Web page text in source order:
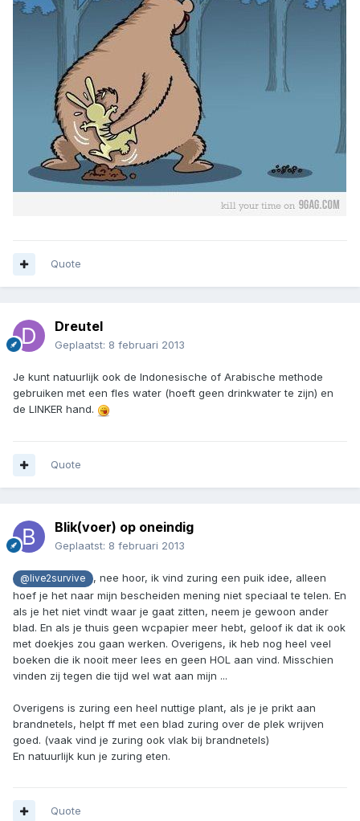
Quote
Dreutel
Geplaatst: 8 februari 2013
Je kunt natuurlijk ook de Indonesische of Arabische methode
gebruiken met een fles water (hoeft geen drinkwater te zijn) en
de LINKER hand.
Quote
Blik(voer) op oneindig
Geplaatst: 8 februari 2013
@live2survive
, nee hoor, ik vind zuring een puik idee, alleen
hoef je het naar mijn bescheiden mening niet speciaal te telen. En
als je het niet vindt waar je gaat zitten, neem je gewoon ander
blad. En als je thuis geen wcpapier meer hebt, geloof ik dat ik ook
met doekjes zou gaan werken. Overigens, ik heb nog heel veel
boeken die ik nooit meer lees en geen HOL aan vind. Misschien
vinden zij tegen die tijd wel wat aan mijn ...
Overigens is zuring een heel nuttige plant, als je je prikt aan
brandnetels, helpt ff met een blad zuring over de plek wrijven
goed. (vaak vind je zuring ook vlak bij brandnetels)
En natuurlijk kun je zuring eten.
Quote